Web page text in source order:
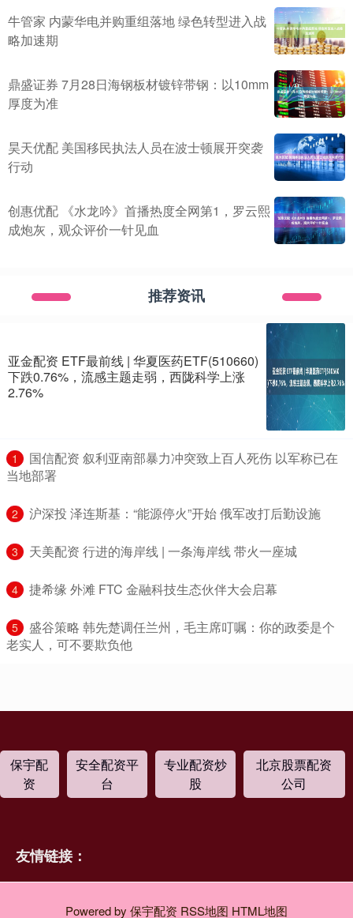
牛管家 内蒙华电并购重组落地 绿色转型进入战
略加速期
鼎盛证券 7月28日海钢板材镀锌带钢：以10mm
厚度为准
昊天优配 美国移民执法人员在波士顿展开突袭
行动
创惠优配 《水龙吟》首播热度全网第1，罗云熙
成炮灰，观众评价一针见血
推荐资讯
亚金配资 ETF最前线 | 华夏医药ETF(510660)
下跌0.76%，流感主题走弱，西陇科学上涨
2.76%
1
​国信配资 叙利亚南部暴力冲突致上百人死伤 以军称已在
当地部署
2 ​沪深投 泽连斯基：“能源停火”开始 俄军改打后勤设施
3 ​天美配资 行进的海岸线 | 一条海岸线 带火一座城
4 ​捷希缘 外滩 FTC 金融科技生态伙伴大会启幕
5
​盛谷策略 韩先楚调任兰州，毛主席叮嘱：你的政委是个
老实人，可不要欺负他
保宇配
资
安全配资平
台
专业配资炒
股
北京股票配资
公司
友情链接：
Powered by 保宇配资 RSS地图 HTML地图